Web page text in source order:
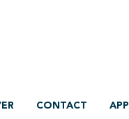
CONTACT APP